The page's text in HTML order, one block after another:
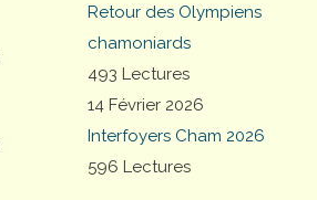
Retour des Olympiens
chamoniards
493 Lectures
14 Février 2026
Interfoyers Cham 2026
596 Lectures